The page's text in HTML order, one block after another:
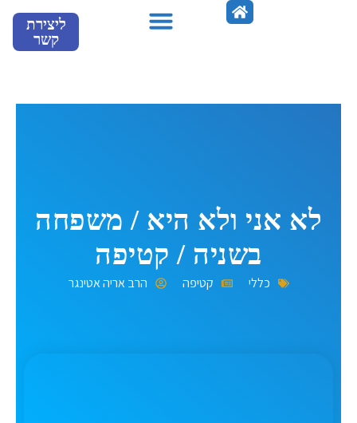
ליצירת
קשר
לא אני ולא היא / משפחה
בשניה / קטיפה
כללי קטיפה הרב אריה אטינגר